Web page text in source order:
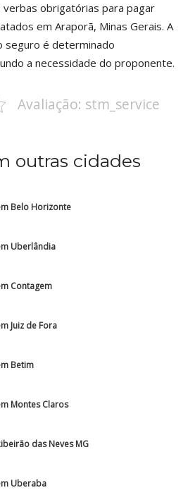
obrigatórias para pagar
em Araporã, Minas Gerais. A
seguro é determinado
a necessidade do proponente.
Avaliação: stm_service
outras cidades
Belo Horizonte
Uberlândia
Contagem
Juiz de Fora
Betim
Montes Claros
das Neves MG
Uberaba